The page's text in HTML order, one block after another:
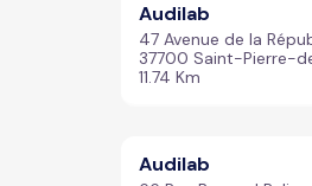
Audilab
47 Avenue de la
37700 Saint-Pierre-
11.74 Km
Audilab